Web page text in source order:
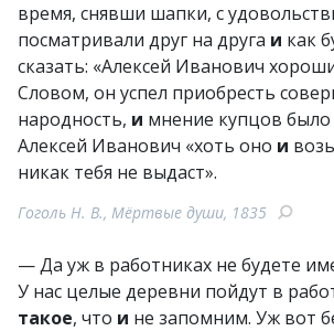
время, снявши шапки, с
посматривали друг на друга и как
сказать: «Алексей Иванович
Словом, он успел приобресть
народность, и мнение купцов было
Алексей Иванович «хоть оно и
никак тебя не выдаст».
Гоголь Н. В., Мёртвые души, 1835
— Да уж в работниках не будете
У нас целые деревни пойдут в
такое, что и не запомним. Уж вот